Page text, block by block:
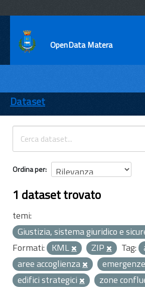
OpenData Matera
ENTI
TEMI
INFORMAZIONI
Dataset
Ordina per
1 dataset trovato
temi:
Giustizia, sistema giuridico e
Formati: KML ZIP Tag:
aree accoglienza
emergenze
edifici strategici
zone